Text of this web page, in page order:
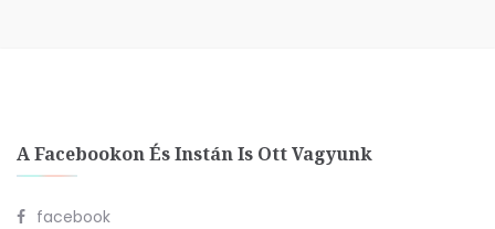
A Facebookon És Instán Is Ott Vagyunk
facebook